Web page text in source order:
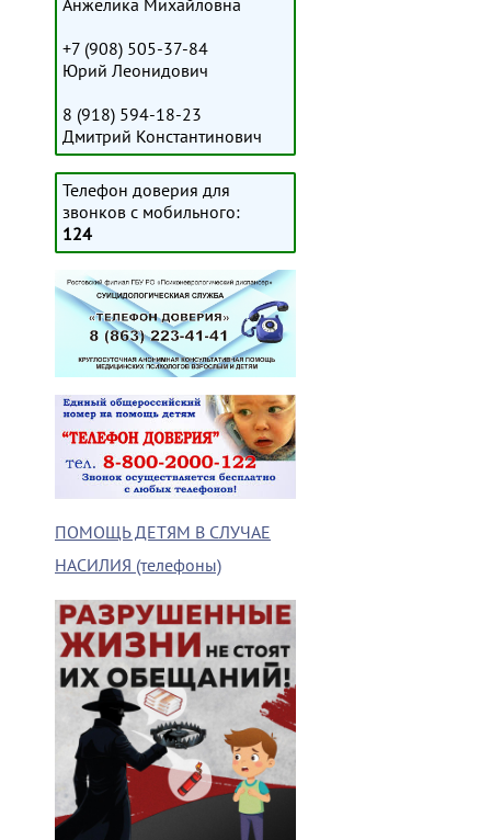
Анжелика Михайловна
+7 (908) 505-37-84
Юрий Леонидович
8 (918) 594-18-23
Дмитрий Константинович
Телефон доверия для
звонков с мобильного:
124
ПОМОЩЬ ДЕТЯМ В СЛУЧАЕ
НАСИЛИЯ (телефоны)